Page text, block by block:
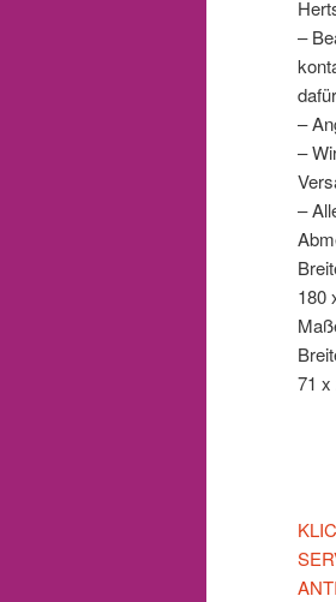
–
–
–
–
180
71 x